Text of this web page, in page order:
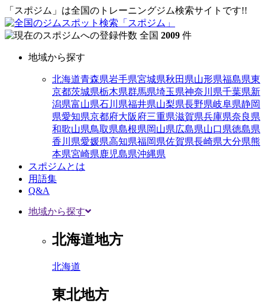
「スポジム」は全国のトレーニングジム検索サイトです!!
全国 2009 件
地域から探す
北海道青森県岩手県宮城県秋田県山形県福島県東
京都茨城県栃木県群馬県埼玉県神奈川県千葉県新
潟県富山県石川県福井県山梨県長野県岐阜県静岡
県愛知県京都府大阪府三重県滋賀県兵庫県奈良県
和歌山県鳥取県島根県岡山県広島県山口県徳島県
香川県愛媛県高知県福岡県佐賀県長崎県大分県熊
本県宮崎県鹿児島県沖縄県
スポジムとは
用語集
Q&A
地域から探す
北海道地方
北海道
東北地方